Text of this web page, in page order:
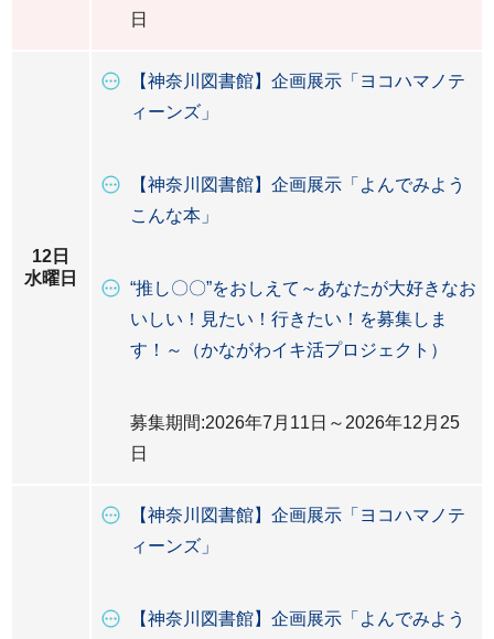
日
12日
水曜日
【神奈川図書館】企画展示「ヨコハマノテ
ィーンズ」
【神奈川図書館】企画展示「よんでみよう
こんな本」
“推し〇〇”をおしえて～あなたが大好きなお
いしい！見たい！行きたい！を募集しま
す！～（かながわイキ活プロジェクト）
募集期間:2026年7月11日～2026年12月25
日
【神奈川図書館】企画展示「ヨコハマノテ
ィーンズ」
【神奈川図書館】企画展示「よんでみよう